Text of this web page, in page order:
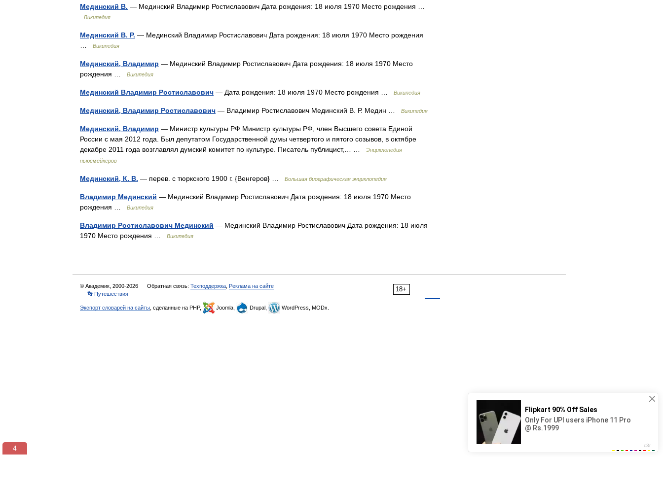
Мединский В. — Мединский Владимир Ростиславович Дата рождения: 18 июля 1970 Место рождения …
Википедия
Мединский В. Р. — Мединский Владимир Ростиславович Дата рождения: 18 июля 1970 Место рождения
Википедия
Мединский, Владимир — Мединский Владимир Ростиславович Дата рождения: 18 июля 1970 Место
рождения …
Википедия
Мединский Владимир Ростиславович — Дата рождения: 18 июля 1970 Место рождения … Википедия
Мединский, Владимир Ростиславович — Владимир Ростиславович Мединский В. Р. Медин … Википедия
Мединский, Владимир — Министр культуры РФ Министр культуры РФ, член Высшего совета Единой
России с мая 2012 года. Был депутатом Государственной думы четвертого и пятого созывов, в октябре
декабре 2011 года возглавлял думский комитет по культуре. Писатель публицист,… …
Энциклопедия
ньюсмейкеров
Мединский, К. В. — перев. с тюркского 1900 г. {Венгеров} … Большая биографическая энциклопедия
Владимир Мединский — Мединский Владимир Ростиславович Дата рождения: 18 июля 1970 Место
рождения …
Википедия
Владимир Ростиславович Мединский — Мединский Владимир Ростиславович Дата рождения: 18 июля
1970 Место рождения …
Википедия
18+
© Академик, 2000-2026 Обратная связь: Техподдержка Реклама на сайте
👣 Путешествия
Экспорт словарей на сайты , сделанные на PHP, Joomla, Drupal, WordPress, MODx.
3